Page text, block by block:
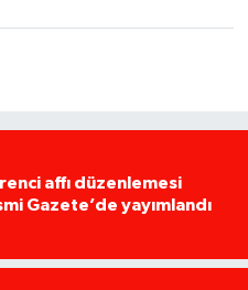
affı düzenlemesi
Gazete’de yayımlandı